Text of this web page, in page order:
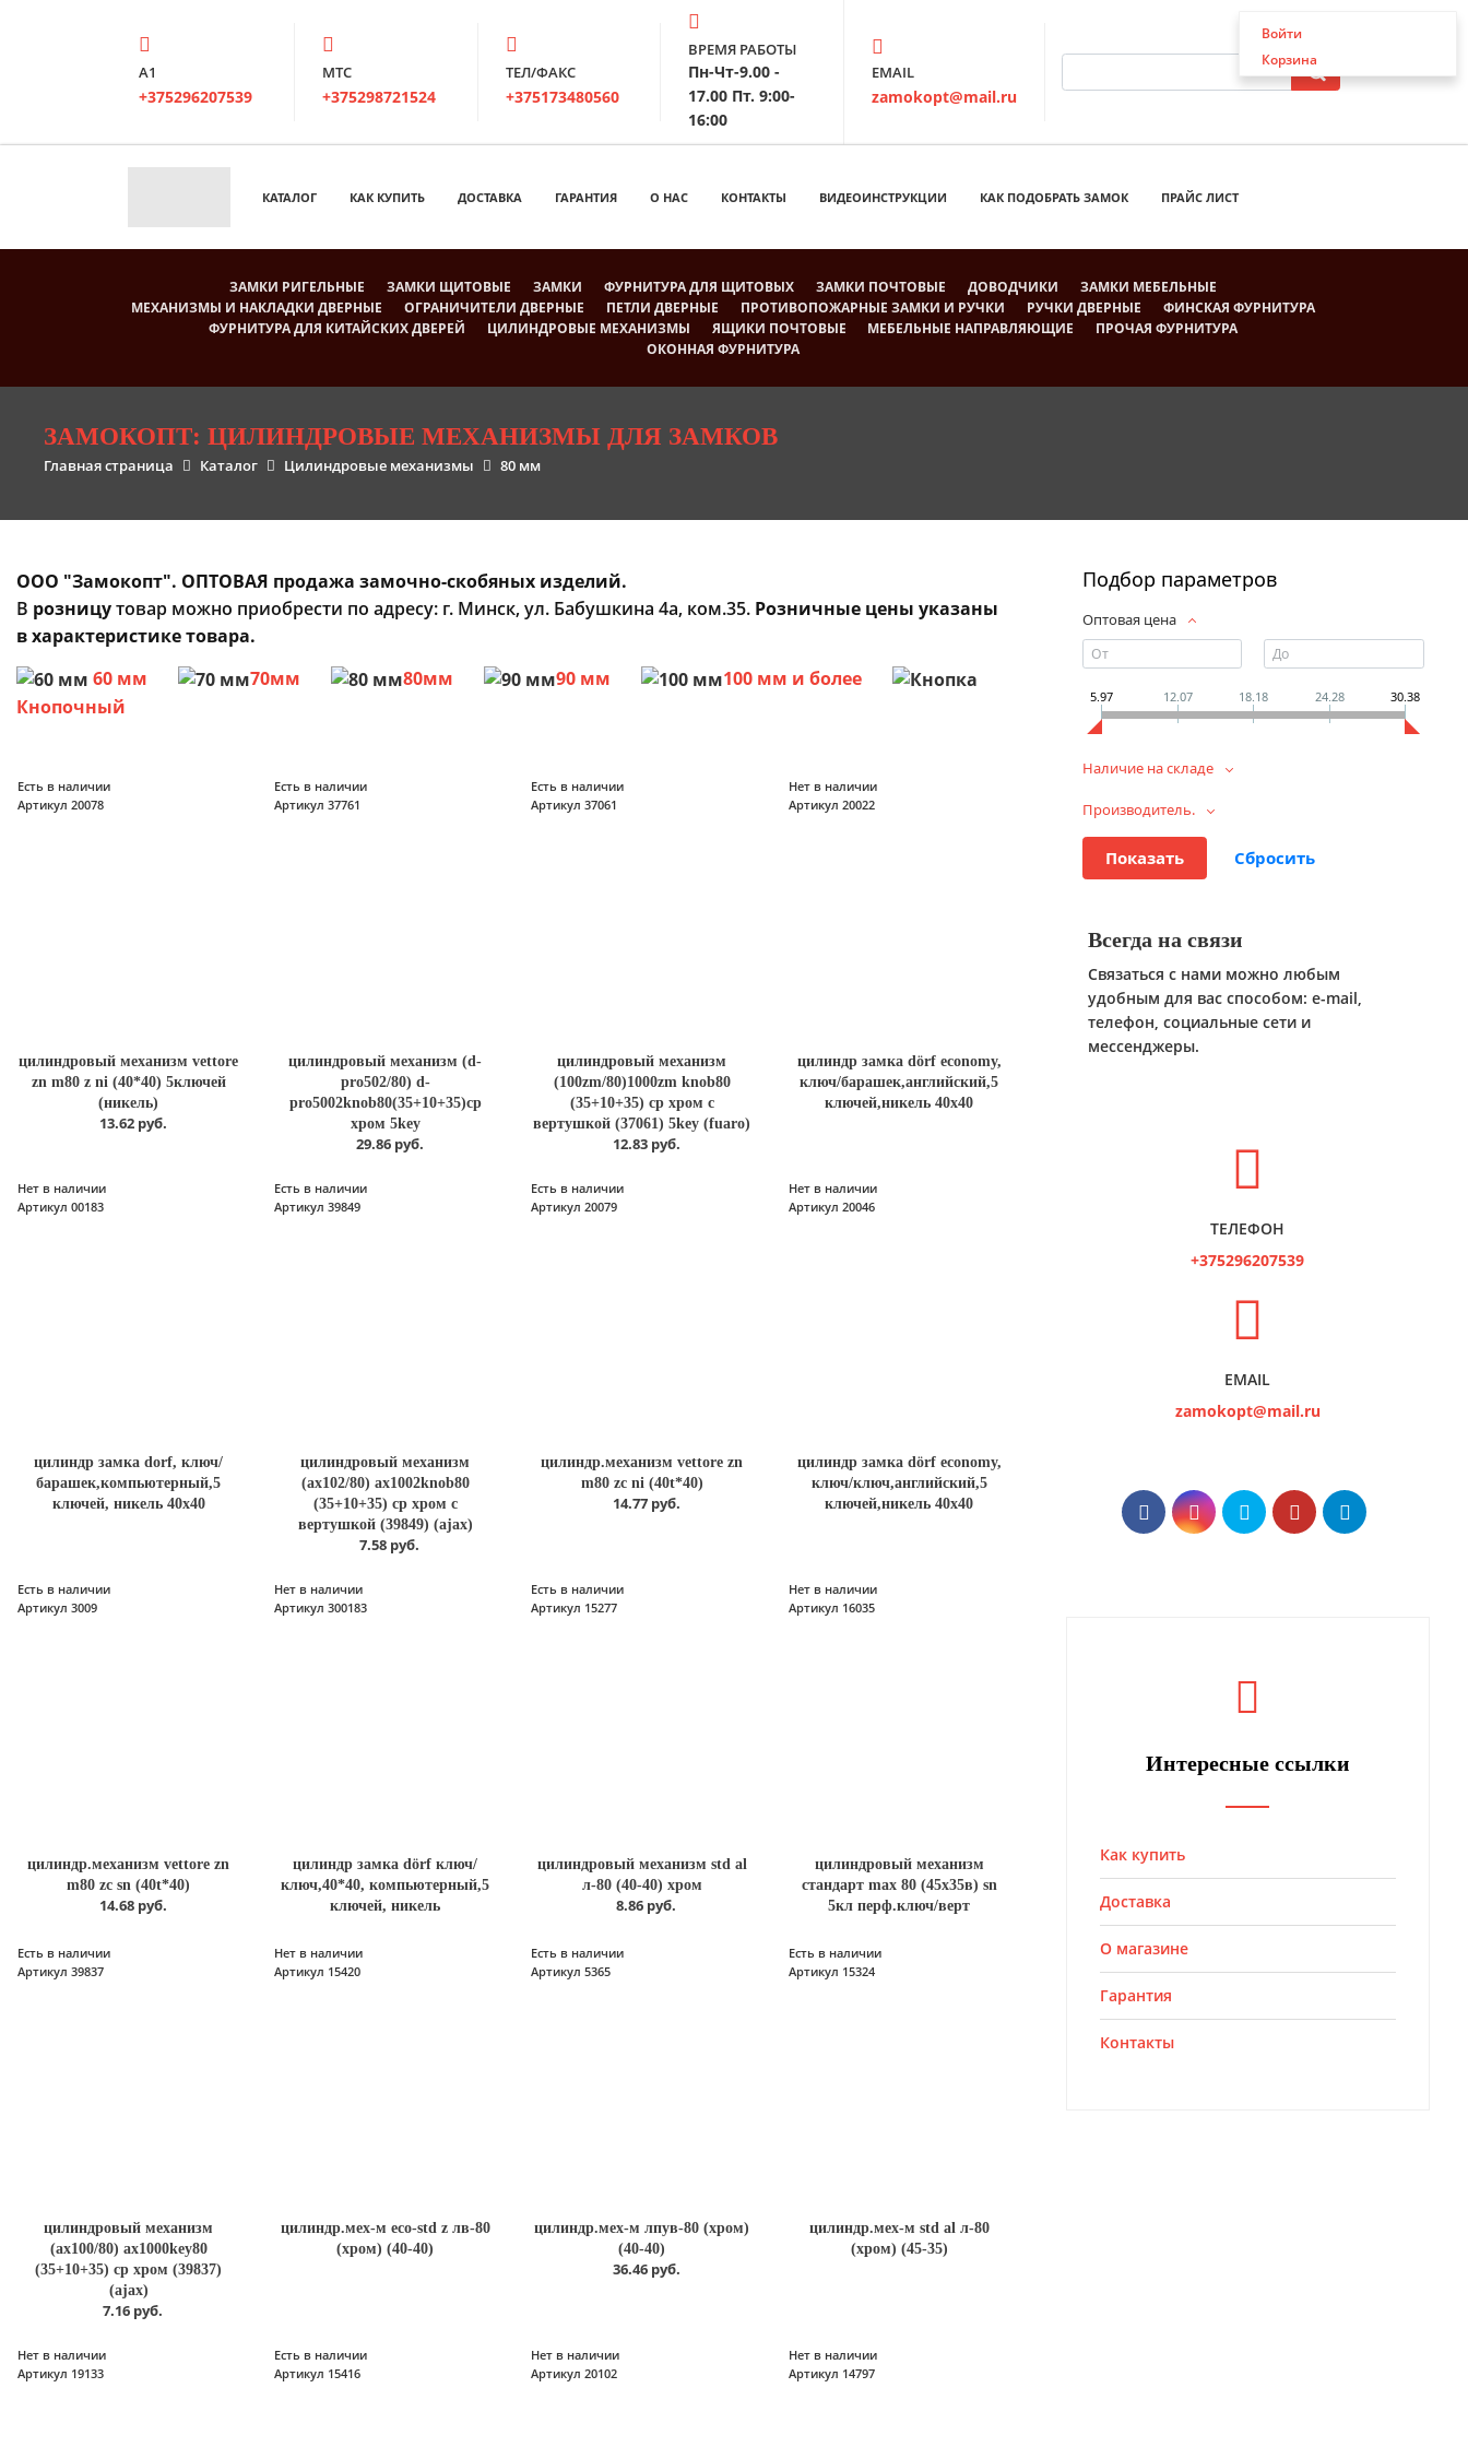
А1
+375296207539
МТС
+375298721524
ТЕЛ/ФАКС
+375173480560
ВРЕМЯ РАБОТЫ
Пн-Чт-9.00 -
17.00 Пт. 9:00-
16:00
EMAIL
zamokopt@mail.ru
КАТАЛОГ КАК КУПИТЬ ДОСТАВКА ГАРАНТИЯ О НАС КОНТАКТЫ ВИДЕОИНСТРУКЦИИ КАК ПОДОБРАТЬ ЗАМОК ПРАЙС ЛИСТ
ЗАМКИ РИГЕЛЬНЫЕ ЗАМКИ ЩИТОВЫЕ ЗАМКИ ФУРНИТУРА ДЛЯ ЩИТОВЫХ ЗАМКИ ПОЧТОВЫЕ ДОВОДЧИКИ
ЗАМКИ МЕБЕЛЬНЫЕ
МЕХАНИЗМЫ И НАКЛАДКИ ДВЕРНЫЕ
ОГРАНИЧИТЕЛИ ДВЕРНЫЕ ПЕТЛИ ДВЕРНЫЕ ПРОТИВОПОЖАРНЫЕ ЗАМКИ И РУЧКИ РУЧКИ ДВЕРНЫЕ
ФИНСКАЯ ФУРНИТУРА
ФУРНИТУРА ДЛЯ КИТАЙСКИХ ДВЕРЕЙ
ЦИЛИНДРОВЫЕ МЕХАНИЗМЫ ЯЩИКИ ПОЧТОВЫЕ МЕБЕЛЬНЫЕ НАПРАВЛЯЮЩИЕ
ПРОЧАЯ ФУРНИТУРА
ОКОННАЯ ФУРНИТУРА
ЗАМОКОПТ: ЦИЛИНДРОВЫЕ МЕХАНИЗМЫ ДЛЯ ЗАМКОВ
Главная страница Каталог Цилиндровые механизмы 80 мм
Подбор параметров
Оптовая цена
5.97 12.07 18.18 24.28 30.38
Наличие на складе
Производитель.
Всегда на связи
Связаться с нами можно любым
удобным для вас способом: e-mail,
телефон, социальные сети и
мессенджеры.
ТЕЛЕФОН
+375296207539
EMAIL
zamokopt@mail.ru
Интересные ссылки
Как купить
Доставка
О магазине
Гарантия
Контакты
Войти
Корзина
ООО "Замокопт". ОПТОВАЯ продажа замочно-скобяных изделий.
В розницутовар можно приобрести по адресу: г. Минск, ул. Бабушкина 4а, ком.35. Розничные цены указаны
в характеристике товара.
60 мм
70мм 80мм 90 мм
100 мм и более
Кнопочный
Есть в наличии
Артикул 20078
цилиндровый механизм vettore
zn m80 z ni (40*40) 5ключей
(никель)
13.62 руб.
Есть в наличии
Артикул 37761
цилиндровый механизм (d-
pro502/80) d-
pro5002knob80(35+10+35)cp
хром 5key
29.86 руб.
Есть в наличии
Артикул 37061
цилиндровый механизм
(100zm/80)1000zm knob80
(35+10+35) cp хром с
вертушкой (37061) 5key (fuaro)
12.83 руб.
Нет в наличии
Артикул 20022
цилиндр замка dörf economy,
ключ/барашек,английский,5
ключей,никель 40х40
Нет в наличии
Артикул 00183
цилиндр замка dorf, ключ/
барашек,компьютерный,5
ключей, никель 40х40
Есть в наличии
Артикул 39849
цилиндровый механизм
(ax102/80) ax1002knob80
(35+10+35) cp хром с
вертушкой (39849) (ajax)
7.58 руб.
Есть в наличии
Артикул 20079
цилиндр.механизм vettore zn
m80 zc ni (40t*40)
14.77 руб.
Нет в наличии
Артикул 20046
цилиндр замка dörf economy,
ключ/ключ,английский,5
ключей,никель 40х40
Есть в наличии
Артикул 3009
цилиндр.механизм vettore zn
m80 zc sn (40t*40)
14.68 руб.
Нет в наличии
Артикул 300183
цилиндр замка dörf ключ/
ключ,40*40, компьютерный,5
ключей, никель
Есть в наличии
Артикул 15277
цилиндровый механизм std al
л-80 (40-40) хром
8.86 руб.
Нет в наличии
Артикул 16035
цилиндровый механизм
стандарт max 80 (45х35в) sn
5кл перф.ключ/верт
Есть в наличии
Артикул 39837
цилиндровый механизм
(ax100/80) ax1000key80
(35+10+35) cp хром (39837)
(ajax)
7.16 руб.
Нет в наличии
Артикул 15420
цилиндр.мех-м есо-std z лв-80
(хром) (40-40)
Есть в наличии
Артикул 5365
цилиндр.мех-м лпув-80 (хром)
(40-40)
36.46 руб.
Есть в наличии
Артикул 15324
цилиндр.мех-м std al л-80
(хром) (45-35)
Нет в наличии
Артикул 19133
Есть в наличии
Артикул 15416
Нет в наличии
Артикул 20102
Нет в наличии
Артикул 14797